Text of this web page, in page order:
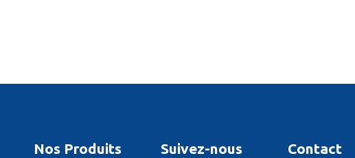
Contact
Suivez-nous
Nos Produits